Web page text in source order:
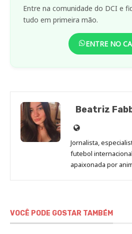
Entre na comunidade do DCI e
tudo em primeira mão.
ENTRE NO
Beatriz
Site
de
Beatriz
Fabbri
Jornalista,
futebol
apaixonada por
VOCÊ PODE GOSTAR TAMBÉM